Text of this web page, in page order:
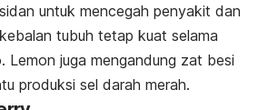
untuk mencegah penyakit dan
tubuh tetap kuat selama
Lemon juga mengandung zat besi
produksi sel darah merah.